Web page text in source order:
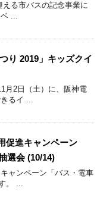
る市バスの記念事業に
...
り 2019」キッズクイ
月2日（土）に、阪神電
るイ ...
促進キャンペーン
選会 (10/14)
ャンペーン「バス・電車
。 ...